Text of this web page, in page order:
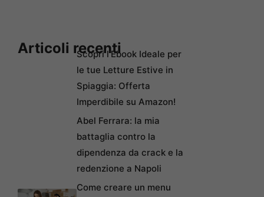
Articoli recentiScopri l’Ebook Ideale per
le tue Letture Estive in
Spiaggia: Offerta
Imperdibile su Amazon!
Abel Ferrara: la mia
battaglia contro la
dipendenza da crack e la
redenzione a Napoli
Come creare un menu